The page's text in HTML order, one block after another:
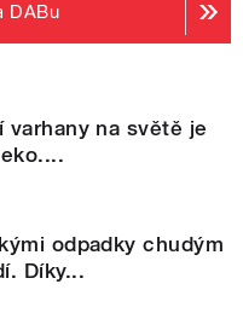
DABu
varhany na světě je
odpadky chudým
Díky...